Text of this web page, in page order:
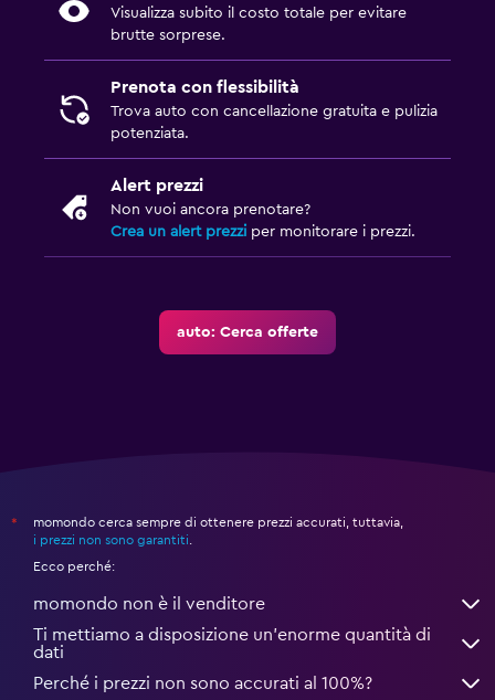
Visualizza subito il costo totale per evitare
brutte sorprese.
Prenota con flessibilità
Trova auto con cancellazione gratuita e pulizia
potenziata.
Alert prezzi
Non vuoi ancora prenotare?
Crea un alert prezzi per monitorare i prezzi.
auto: Cerca offerte
*
momondo cerca sempre di ottenere prezzi accurati, tuttavia,
i prezzi non sono garantiti.
Ecco perché:
momondo non è il venditore
Ti mettiamo a disposizione un’enorme quantità di
dati
Perché i prezzi non sono accurati al 100%?